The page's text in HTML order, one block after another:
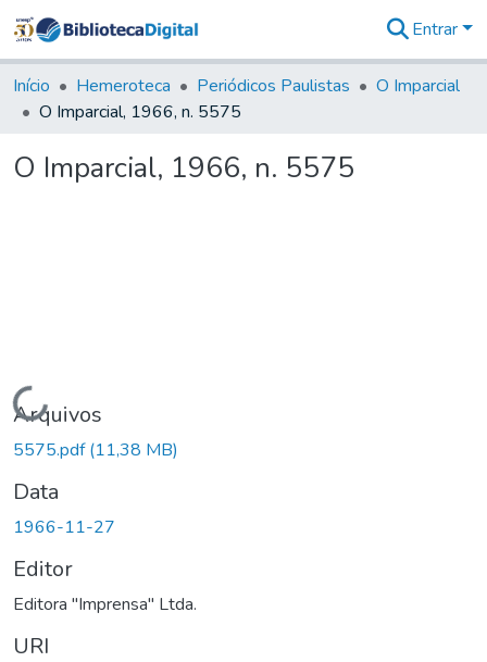
&
Coleções
Tudo na
Digital
Entrar
Início Hemeroteca Periódicos Paulistas
O Imparcial
O Imparcial, 1966, n. 5575
O Imparcial, 1966, n. 5575
Carregando...
Arquivos
5575.pdf(11,38 MB)
Data
1966-11-27
Editor
Editora "Imprensa" Ltda.
URI